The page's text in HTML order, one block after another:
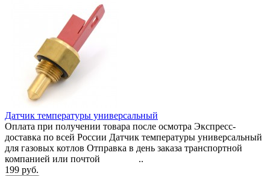
Датчик температуры универсальный
Оплата при получении товара после осмотра Экспресс-
доставка по всей России Датчик температуры универсальный
для газовых котлов Отправка в день заказа транспортной
компанией или почтой ..
199 руб.